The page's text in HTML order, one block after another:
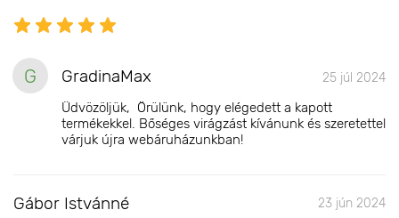
G GradinaMax 25 júl 2024
Üdvözöljük, Örülünk, hogy elégedett a kapott
termékekkel. Bőséges virágzást kívánunk és szeretettel
várjuk újra webáruházunkban!
Gábor Istvánné 23 jún 2024